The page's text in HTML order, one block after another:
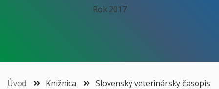
Rok 2017
Úvod Knižnica
Slovenský veterinársky časopis